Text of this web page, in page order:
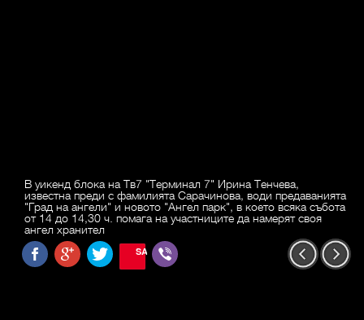
В уикенд блока на Тв7 "Терминал 7" Ирина Тенчева,
известна преди с фамилията Сарачинова, води предаванията
"Град на ангели" и новото "Ангел парк", в което всяка събота
от 14 до 14,30 ч. помага на участниците да намерят своя
ангел хранител
SAVE